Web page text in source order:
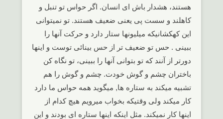
هستند، هشدار باش ای انسان. اگر حواس تو تنبل و
کاهلند و سست پی یعنی ضعیف هستند. تو نمیتوانی
این کهکشانیکه میلیونها ستار دارد و حرکت آنها را
ببینی . حس تو ضعیف تر از حس بینائی توست و اینها
دورتر از آنند که تو بتوانی آنها را ببینی، تو نگاه کن
باختران چشم و گوش خودت. چشم و گوش را هم
تشبیه میکند به ستاره ها, میگوید همه حواس ما دارد
کار میکند ولی وقتیکه بخواب میرویم هیچ کدام از
اینها کار نمیکند. مثل اینکه اینها ستاره ای بودند و این